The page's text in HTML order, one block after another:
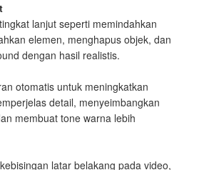
lanjut seperti memindahkan
elemen, menghapus objek, dan
dengan hasil realistis.
otomatis untuk meningkatkan
detail, menyeimbangkan
membuat tone warna lebih
latar belakang pada video,